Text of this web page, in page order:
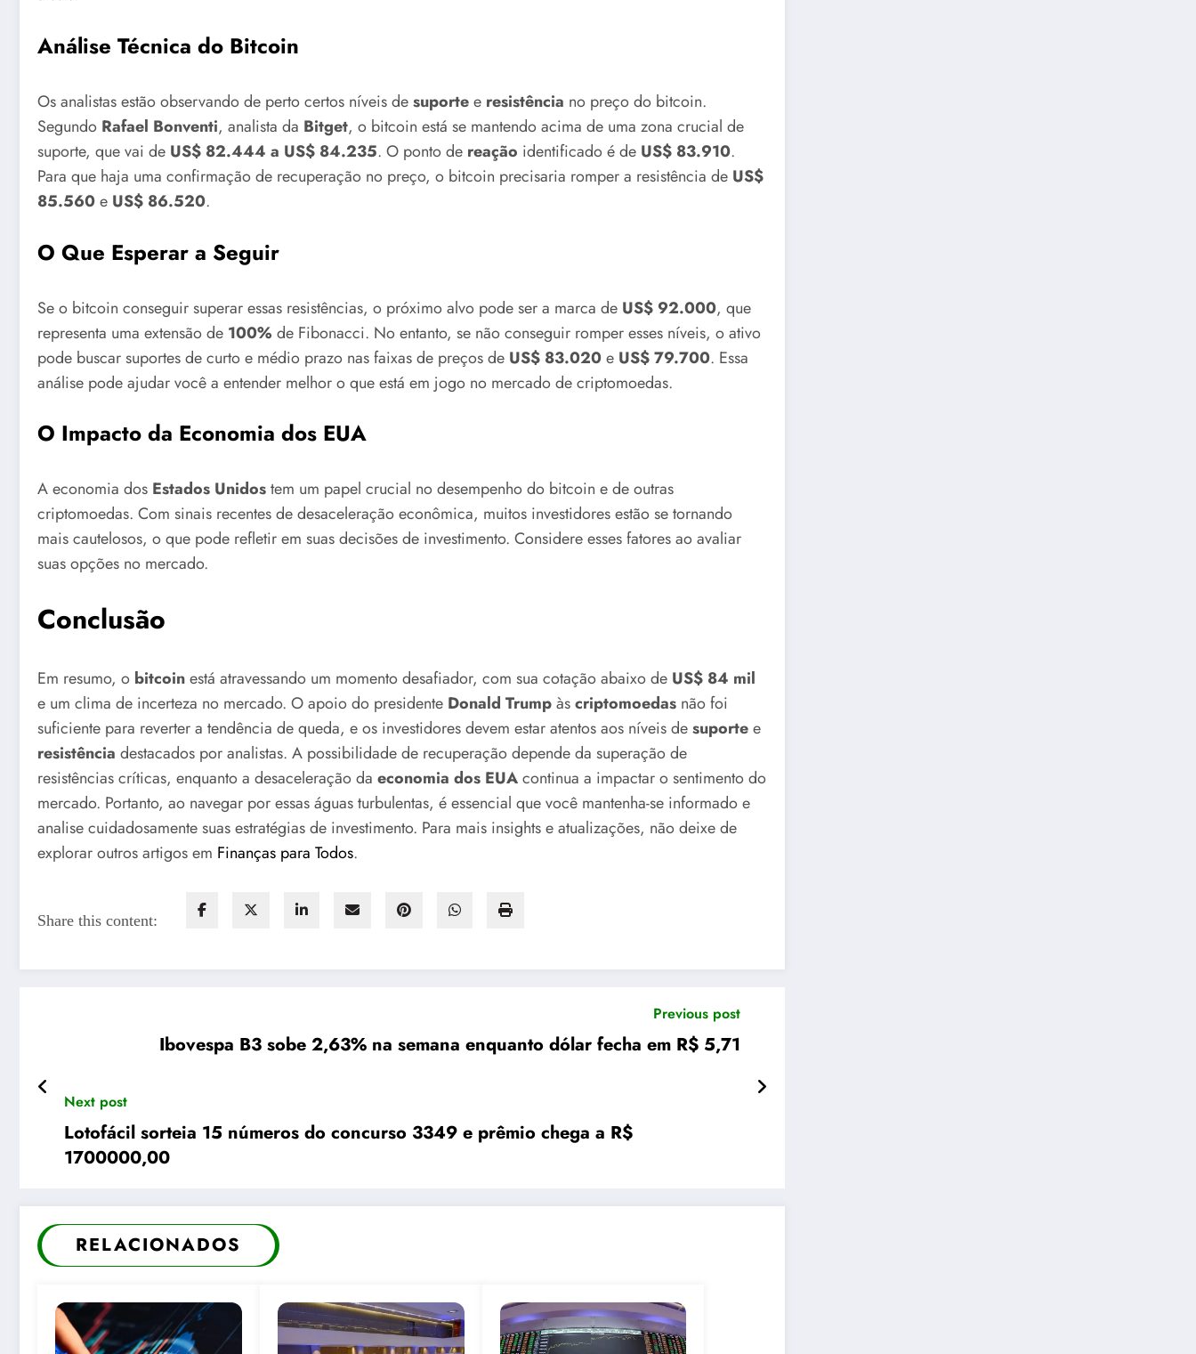
Análise Técnica do Bitcoin
Os analistas estão observando de perto certos níveis desuportee resistência no preço do bitcoin.
Segundo Rafael Bonventi, analista da Bitget, o bitcoin está se mantendo acima de uma zona crucial de
suporte, que vai de US$ 82.444 a US$ 84.235. O ponto de reação identificado é de US$ 83.910.
Para que haja uma confirmação de recuperação no preço, o bitcoin precisaria romper a resistência de US$
85.560e US$ 86.520.
O Que Esperar a Seguir
Se o bitcoin conseguir superar essas resistências, o próximo alvo pode ser a marca de US$ 92.000, que
representa uma extensão de 100% de Fibonacci. No entanto, se não conseguir romper esses níveis, o ativo
pode buscar suportes de curto e médio prazo nas faixas de preços de US$ 83.020e US$ 79.700. Essa
análise pode ajudar você a entender melhor o que está em jogo no mercado de criptomoedas.
O Impacto da Economia dos EUA
A economia dos Estados Unidostem um papel crucial no desempenho do bitcoin e de outras
criptomoedas. Com sinais recentes de desaceleração econômica, muitos investidores estão se tornando
mais cautelosos, o que pode refletir em suas decisões de investimento. Considere esses fatores ao avaliar
suas opções no mercado.
Conclusão
Em resumo, o bitcoinestá atravessando um momento desafiador, com sua cotação abaixo de US$ 84 mil
e um clima de incerteza no mercado. O apoio do presidente Donald Trumpàscriptomoedas não foi
suficiente para reverter a tendência de queda, e os investidores devem estar atentos aos níveis desuportee
resistência destacados por analistas. A possibilidade de recuperação depende da superação de
resistências críticas, enquanto a desaceleração da economia dos EUAcontinua a impactar o sentimento do
mercado. Portanto, ao navegar por essas águas turbulentas, é essencial que você mantenha-se informado e
analise cuidadosamente suas estratégias de investimento. Para mais insights e atualizações, não deixe de
explorar outros artigos em Finanças para Todos.
Share this content:
Previous post
Ibovespa B3 sobe 2,63% na semana enquanto dólar fecha em R$ 5,71
Next post
Lotofácil sorteia 15 números do concurso 3349 e prêmio chega a R$
1700000,00
RELACIONADOS